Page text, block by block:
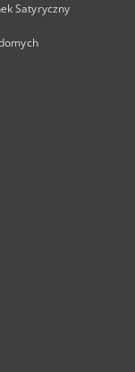
Satyryczny